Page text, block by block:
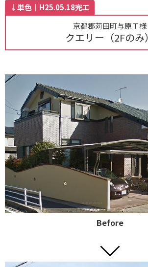
↓単色｜H25.05.18完工
京都郡苅田町与原Ｔ様
クエリー（2Fのみ）
Before